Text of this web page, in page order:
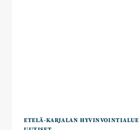
ETELÄ-KARJALAN HYVINVOINTIALUE